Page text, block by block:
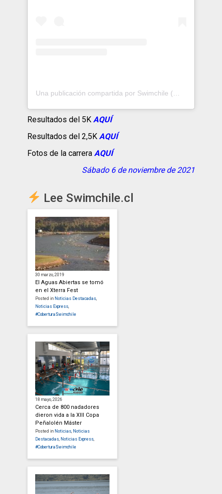
Resultados del 5K AQUÍ
Resultados del 2,5K AQUÍ
Fotos de la carrera AQUÍ
Sábado 6 de noviembre de 2021
Lee Swimchile.cl
30 marzo, 2019
El Aguas Abiertas se tomó
en el Xterra Fest
Posted in Noticias Destacadas,
Noticias Express,
#CoberturaSwimchile
18 mayo, 2026
Cerca de 800 nadadores
dieron vida a la XIII Copa
Peñalolén Máster
Posted in Noticias, Noticias
Destacadas, Noticias Express,
#CoberturaSwimchile